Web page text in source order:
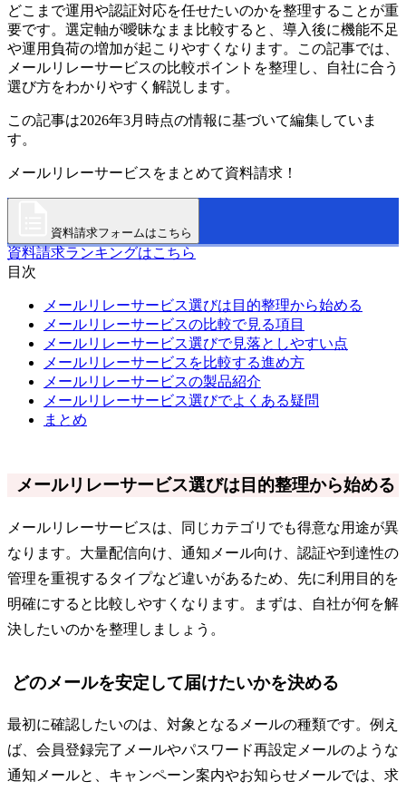
どこまで運用や認証対応を任せたいのかを整理することが重
要です。選定軸が曖昧なまま比較すると、導入後に機能不足
や運用負荷の増加が起こりやすくなります。この記事では、
メールリレーサービスの比較ポイントを整理し、自社に合う
選び方をわかりやすく解説します。
この記事は2026年3月時点の情報に基づいて編集していま
す。
メールリレーサービスをまとめて資料請求！
資料請求フォームはこちら
資料請求ランキングはこちら
目次
メールリレーサービス選びは目的整理から始める
メールリレーサービスの比較で見る項目
メールリレーサービス選びで見落としやすい点
メールリレーサービスを比較する進め方
メールリレーサービスの製品紹介
メールリレーサービス選びでよくある疑問
まとめ
メールリレーサービス選びは目的整理から始める
メールリレーサービスは、同じカテゴリでも得意な用途が異
なります。大量配信向け、通知メール向け、認証や到達性の
管理を重視するタイプなど違いがあるため、先に利用目的を
明確にすると比較しやすくなります。まずは、自社が何を解
決したいのかを整理しましょう。
どのメールを安定して届けたいかを決める
最初に確認したいのは、対象となるメールの種類です。例え
ば、会員登録完了メールやパスワード再設定メールのような
通知メールと、キャンペーン案内やお知らせメールでは、求